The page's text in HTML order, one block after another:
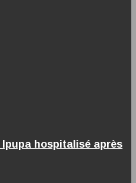
Ipupa hospitalisé après